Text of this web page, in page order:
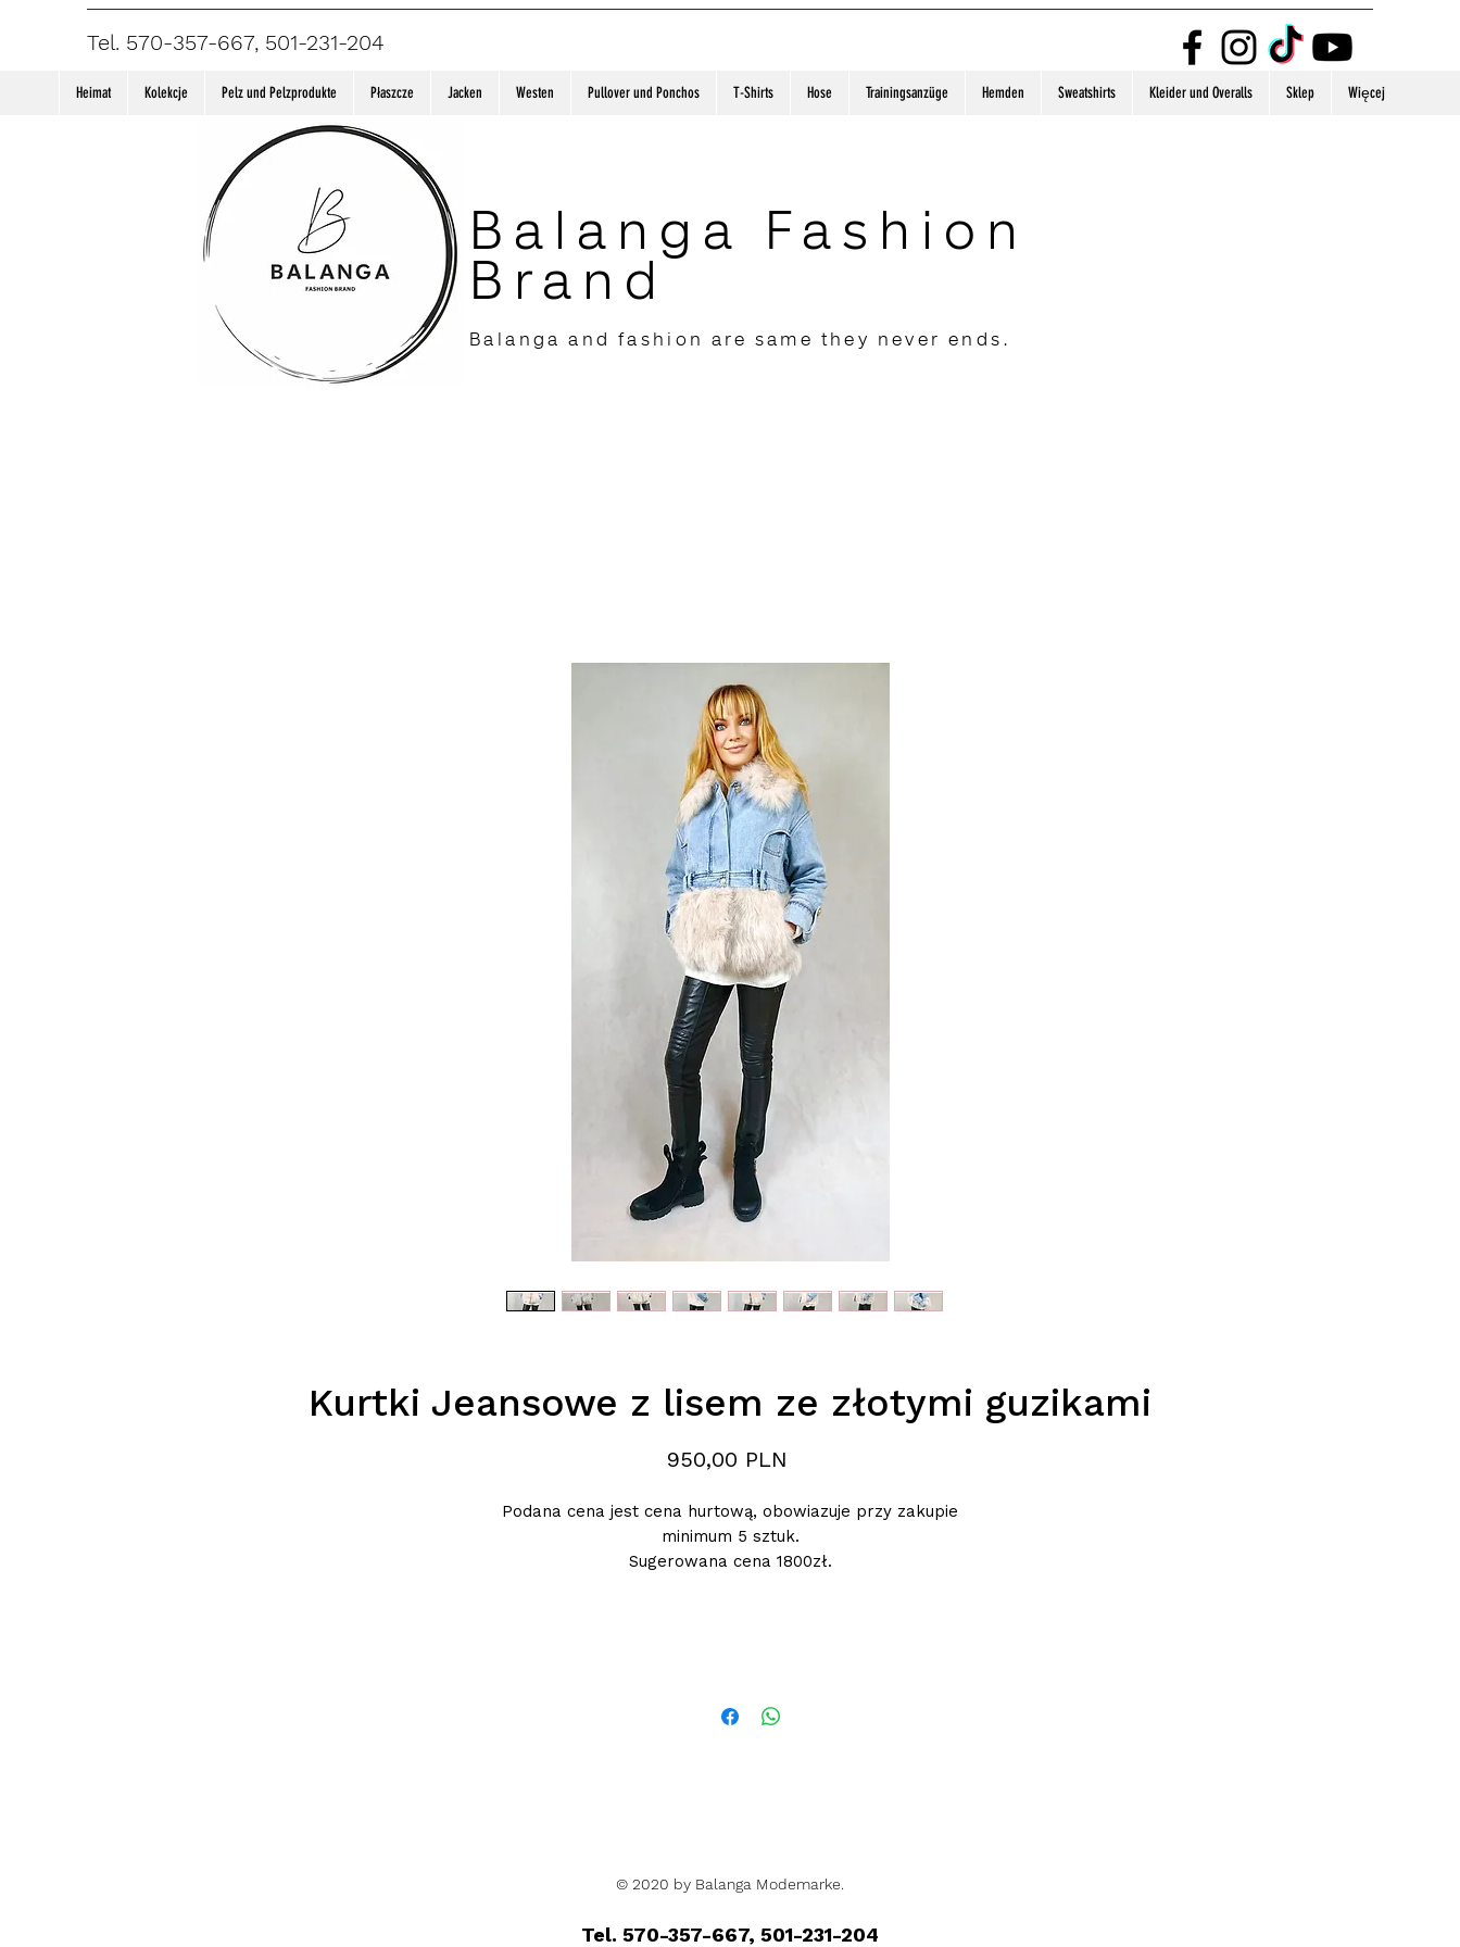
Tel. 570-357-667, 501-231-204
Heimat Kolekcje Pelz und Pelzprodukte Płaszcze Jacken Westen Pullover und Ponchos T-Shirts Hose Trainingsanzüge Hemden Sweatshirts Kleider und Overalls Sklep Więcej
Balanga Fashion
Brand
Balanga and fashion are same they never ends.
Kurtki Jeansowe z lisem ze złotymi guzikami
950,00 PLN
Podana cena jest cena hurtową, obowiazuje przy zakupie
minimum 5 sztuk.
Sugerowana cena 1800zł.
© 2020 by Balanga Modemarke.
Tel. 570-357-667, 501-231-204